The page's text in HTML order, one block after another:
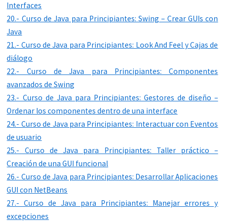
Interfaces
20.- Curso de Java para Principiantes: Swing – Crear GUIs con
Java
21.- Curso de Java para Principiantes: Look And Feel y Cajas de
diálogo
22.- Curso de Java para Principiantes: Componentes
avanzados de Swing
23.- Curso de Java para Principiantes: Gestores de diseño –
Ordenar los componentes dentro de una interface
24.- Curso de Java para Principiantes: Interactuar con Eventos
de usuario
25.- Curso de Java para Principiantes: Taller práctico –
Creación de una GUI funcional
26.- Curso de Java para Principiantes: Desarrollar Aplicaciones
GUI con NetBeans
27.- Curso de Java para Principiantes: Manejar errores y
excepciones